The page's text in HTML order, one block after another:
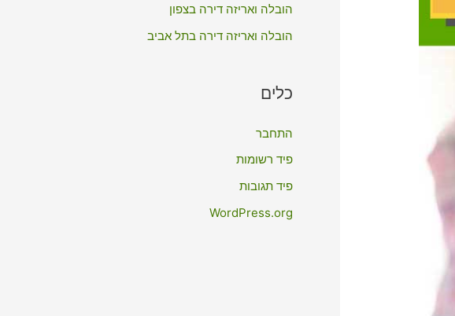
הובלה ואריזה דירה בצפון
הובלה ואריזה דירה בתל אביב
כלים
התחבר
פיד רשומות
פיד תגובות
WordPress.org